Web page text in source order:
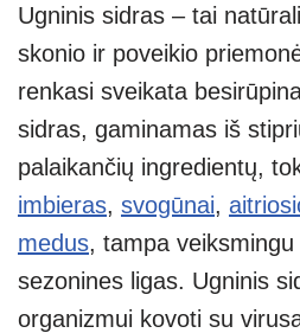
at
s
A
p
p
p
e
e
gr
a
m
er ss
e
n
g
er
Ugninis sidras – tai
skonio ir poveikio
renkasi sveikata
sidras, gaminamas iš
palaikančių ingredientų,
imbieras, svogūnai,
medus, tampa
sezonines ligas. Ugninis
organizmui kovoti su